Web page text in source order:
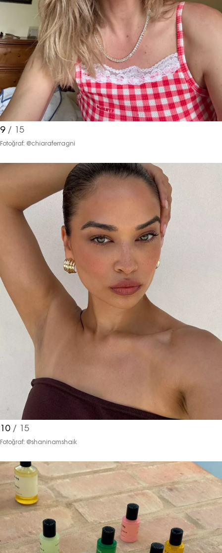
Moda dünyasında neler oluyor? Yeni
fikirler, öne çıkan koleksiyonlar, en
vogue trendler, ünlülerden güzelllik
sırları ve en popüler partilerden
haberdar olmak için haftalık e-
bültenimize kaydolun.
Turkuvaz Haberleşme ve Yayıncılık
A.Ş. tarafından
https://vogue.com.tr/
internet sitesi
üzerinden sunulan ürün ve
hizmetlere ilişkin reklam, tanıtım,
pazarlama ve kutlama/ temenni
amaçlı her türlü e-bülten/ ticari
elektronik ileti gönderiminin e-posta
yoluyla tarafıma yapılmasına onay
ve bu kapsamda/ amaçla ad/
soyad ve e-posta adresi verilerimin
işlenmesine açık rıza veriyorum.
KAYDET
9/ 15
Fotoğraf: @chiaraferragni
10/ 15
Fotoğraf: @shaninamshaik